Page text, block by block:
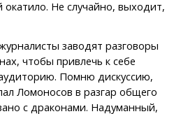
Не случайно, выходит,
заводят разговоры
чтобы привлечь к себе
Помню дискуссию,
Ломоносов в разгар общего
с драконами. Надуманный,